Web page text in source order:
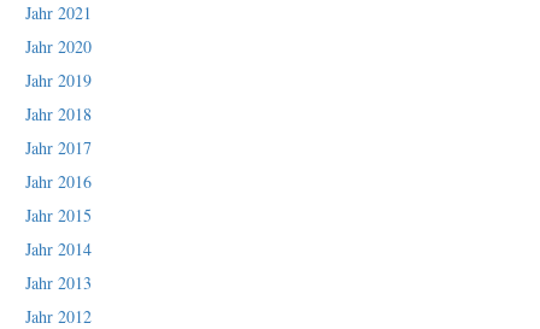
Jahr 2021
Jahr 2020
Jahr 2019
Jahr 2018
Jahr 2017
Jahr 2016
Jahr 2015
Jahr 2014
Jahr 2013
Jahr 2012